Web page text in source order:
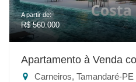
A partir de:
R$ 560.000
Apartamento à Venda
Carneiros, Tamandaré-PE